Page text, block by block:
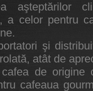
aşteptărilor
a celor pentru
şi
atât de
cafea de origine
cafeaua